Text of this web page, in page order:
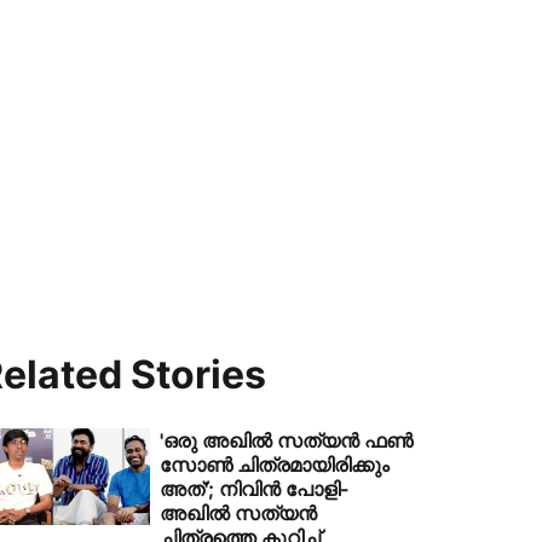
Stories
'ഒരു അഖിൽ സത്യൻ ഫൺ
സോൺ ചിത്രമായിരിക്കും
അത്'; നിവിൻ പോളി-
അഖിൽ സത്യൻ
ചിത്രത്തെ കുറിച്ച്